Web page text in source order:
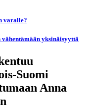
varalle?
vähentämään yksinäisyyttä
Suomi
Anna